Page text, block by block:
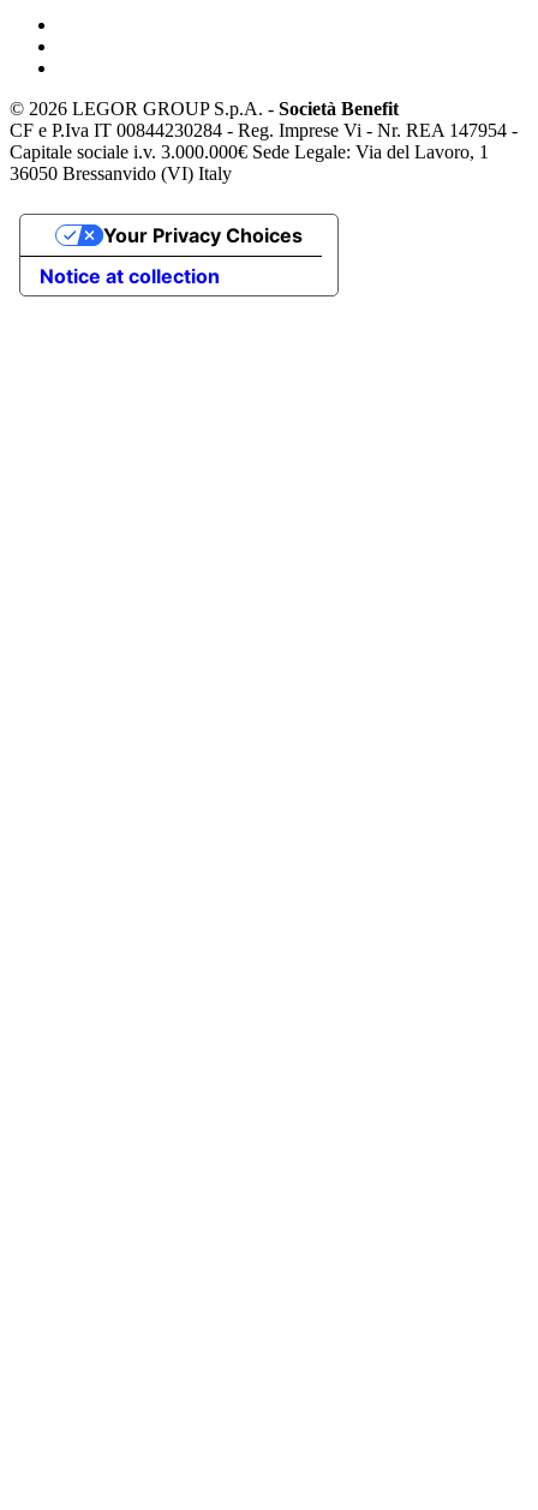
© 2026 LEGOR GROUP S.p.A. - Società Benefit
CF e P.Iva IT 00844230284 - Reg. Imprese Vi - Nr. REA 147954 -
Capitale sociale i.v. 3.000.000€ Sede Legale: Via del Lavoro, 1
36050 Bressanvido (VI) Italy
Notice at collection
Your Privacy Choices